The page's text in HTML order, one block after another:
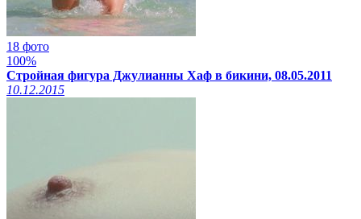
18 фото
100%
Стройная фигура Джулианны Хаф в бикини, 08.05.2011
10.12.2015